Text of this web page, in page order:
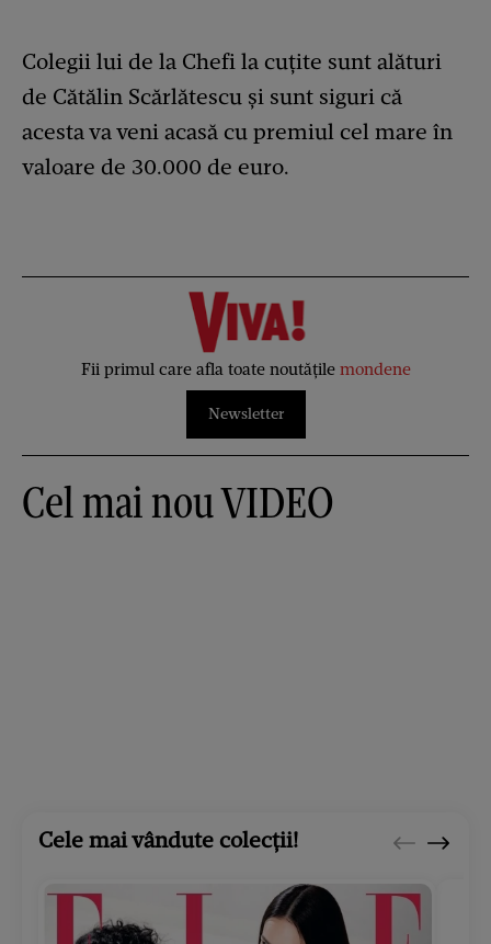
Colegii lui de la Chefi la cuțite sunt alături
de Cătălin Scărlătescu și sunt siguri că
acesta va veni acasă cu premiul cel mare în
valoare de 30.000 de euro.
Fii primul care afla toate noutățile mondene
Newsletter
Cel mai nou VIDEO
Cele mai vândute colecții!